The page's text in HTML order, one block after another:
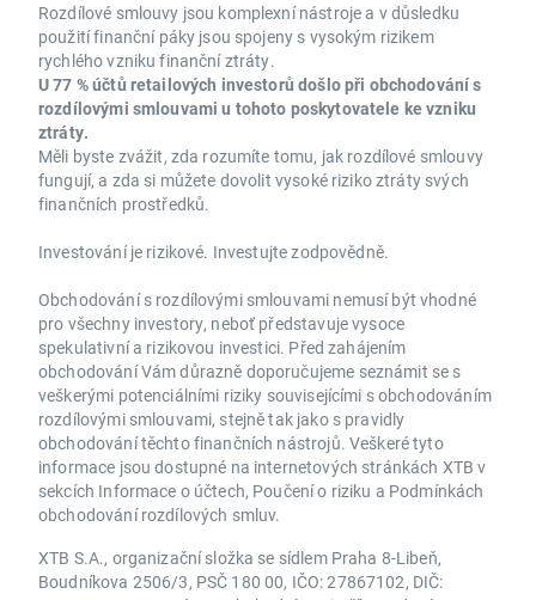
Rozdílové smlouvy jsou komplexní nástroje a v důsledku
použití finanční páky jsou spojeny s vysokým rizikem
rychlého vzniku finanční ztráty.
U 77 % účtů retailových investorů došlo při obchodování s
rozdílovými smlouvami u tohoto poskytovatele ke vzniku
ztráty.
Měli byste zvážit, zda rozumíte tomu, jak rozdílové smlouvy
fungují, a zda si můžete dovolit vysoké riziko ztráty svých
finančních prostředků.
Investování je rizikové. Investujte zodpovědně.
Obchodování s rozdílovými smlouvami nemusí být vhodné
pro všechny investory, neboť představuje vysoce
spekulativní a rizikovou investici. Před zahájením
obchodování Vám důrazně doporučujeme seznámit se s
veškerými potenciálními riziky souvisejícími s obchodováním
rozdílovými smlouvami, stejně tak jako s pravidly
obchodování těchto finančních nástrojů. Veškeré tyto
informace jsou dostupné na internetových stránkách XTB v
sekcích Informace o účtech, Poučení o riziku a Podmínkách
obchodování rozdílových smluv.
XTB S.A., organizační složka se sídlem Praha 8-Libeň,
Boudníkova 2506/3, PSČ 180 00, IČO: 27867102, DIČ: